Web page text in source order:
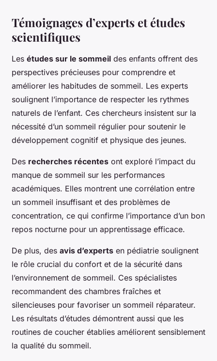
Témoignages d’experts et études
scientifiques
Les études sur le sommeil des enfants offrent des
perspectives précieuses pour comprendre et
améliorer les habitudes de sommeil. Les experts
soulignent l’importance de respecter les rythmes
naturels de l’enfant. Ces chercheurs insistent sur la
nécessité d’un sommeil régulier pour soutenir le
développement cognitif et physique des jeunes.
Des recherches récentes ont exploré l’impact du
manque de sommeil sur les performances
académiques. Elles montrent une corrélation entre
un sommeil insuffisant et des problèmes de
concentration, ce qui confirme l’importance d’un bon
repos nocturne pour un apprentissage efficace.
De plus, des avis d’experts en pédiatrie soulignent
le rôle crucial du confort et de la sécurité dans
l’environnement de sommeil. Ces spécialistes
recommandent des chambres fraîches et
silencieuses pour favoriser un sommeil réparateur.
Les résultats d’études démontrent aussi que les
routines de coucher établies améliorent sensiblement
la qualité du sommeil.